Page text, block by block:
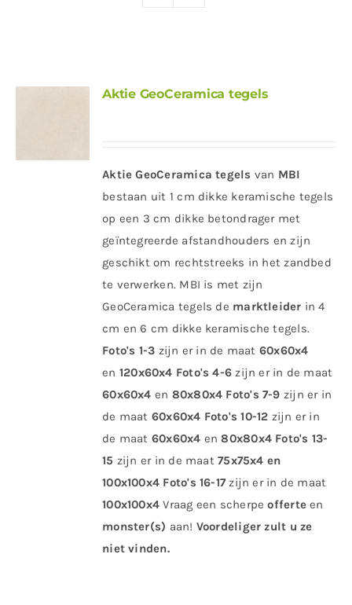
Aktie GeoCeramica tegels
Aktie GeoCeramica tegels van MBI
bestaan uit 1 cm dikke keramische tegels
op een 3 cm dikke betondrager met
geïntegreerde afstandhouders en zijn
geschikt om rechtstreeks in het zandbed
te verwerken. MBI is met zijn
GeoCeramica tegels de marktleider in 4
cm en 6 cm dikke keramische tegels.
Foto's 1-3 zijn er in de maat 60x60x4
en 120x60x4 Foto's 4-6 zijn er in de maat
60x60x4 en 80x80x4 Foto's 7-9 zijn er in
de maat 60x60x4 Foto's 10-12 zijn er in
de maat 60x60x4 en80x80x4 Foto's 13-
15 zijn er in de maat75x75x4 en
100x100x4 Foto's 16-17zijn er in de maat
100x100x4 Vraag een scherpe offerteen
monster(s) aan! Voordeliger zult u ze
niet vinden.